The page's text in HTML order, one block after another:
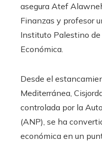
asegura Atef
Finanzas y profesor
Instituto Palestino
Económica.
Desde el
Mediterránea,
controlada por la
(ANP), se ha
económica en un